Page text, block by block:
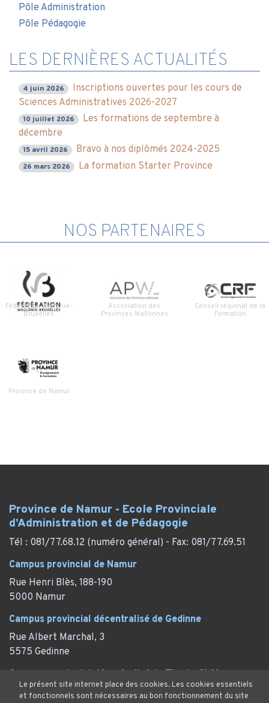
Pôle Administration
Pôle Pédagogie
LES DERNIÈRES ACTUALITÉS
4 juin 2026
Inscriptions ouvertes pour les cours de
Sciences Administratives 2026-2027
10 juillet 2026
Les formations de septembre à
décembre
15 avril 2026 Bravo à nos diplômés 2024-2025
26 mars 2026 La formation Starter Province
NOS PARTENAIRES
Fédération Wallonie-
Bruxelles
Association des
Provinces Wallonnes
Conseil régional de la
Formation
Province de Namur
Province de Namur - Ecole Provinciale
d’Administration et de Pédagogie
Tél : 081/77.68.12 (numéro général) - Fax: 081/77.69.51
Campus provincial de Namur
Rue Henri Blès, 188-190
5000 Namur
Campus provincial décentralisé de Gedinne
Rue Albert Marchal, 3
5575 Gedinne
Rue des Marronniers, 29
Le présent site internet place des cookies. Les cookies essentiels
et fonctionnels sont nécessaires au bon fonctionnement du site